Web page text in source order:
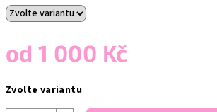
od1 000 Kč
cena:
Zvolte variantu